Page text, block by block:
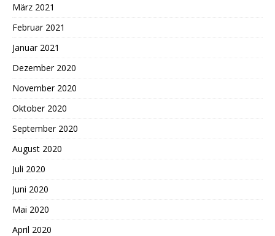
März 2021
Februar 2021
Januar 2021
Dezember 2020
November 2020
Oktober 2020
September 2020
August 2020
Juli 2020
Juni 2020
Mai 2020
April 2020